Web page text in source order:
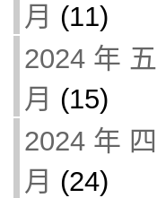
月 (11)
2024 年 五
月 (15)
2024 年 四
月 (24)